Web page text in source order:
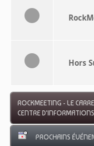
Hors
ROCKMEETING - LE
CENTRE D'INFORMATIONS
PROCHAINS